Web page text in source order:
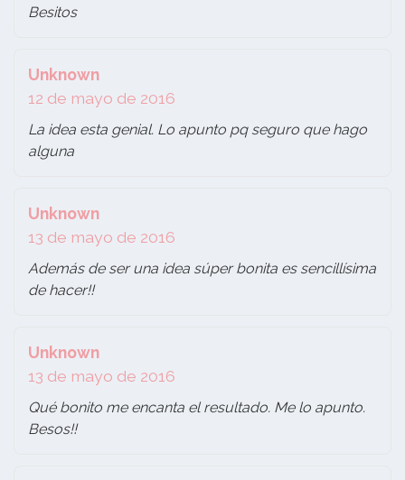
Besitos
Unknown
12 de mayo de 2016
La idea esta genial. Lo apunto pq seguro que hago
alguna
Unknown
13 de mayo de 2016
Además de ser una idea súper bonita es sencillísima
de hacer!!
Unknown
13 de mayo de 2016
Qué bonito me encanta el resultado. Me lo apunto.
Besos!!